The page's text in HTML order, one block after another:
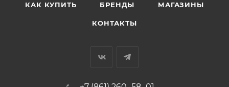
КАК КУПИТЬ БРЕНДЫ МАГАЗИНЫ
КОНТАКТЫ